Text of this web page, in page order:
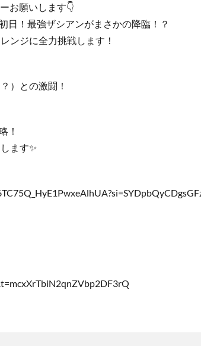
お願いします👇
日！最強ザシアンがまさかの降臨！？
ンジに全力挑戦します！
）との激闘！
！
ます✨